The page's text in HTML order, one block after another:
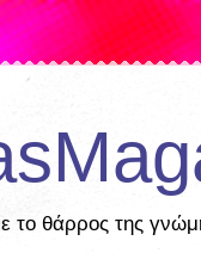
το θάρρος της